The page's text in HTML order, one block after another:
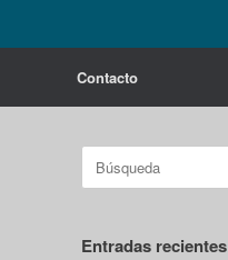
Contacto
Buscar:
Entradas recientes